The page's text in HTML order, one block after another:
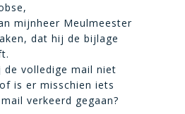
mijnheer Meulmeester
dat hij de bijlage
volledige mail niet
is er misschien iets
verkeerd gegaan?